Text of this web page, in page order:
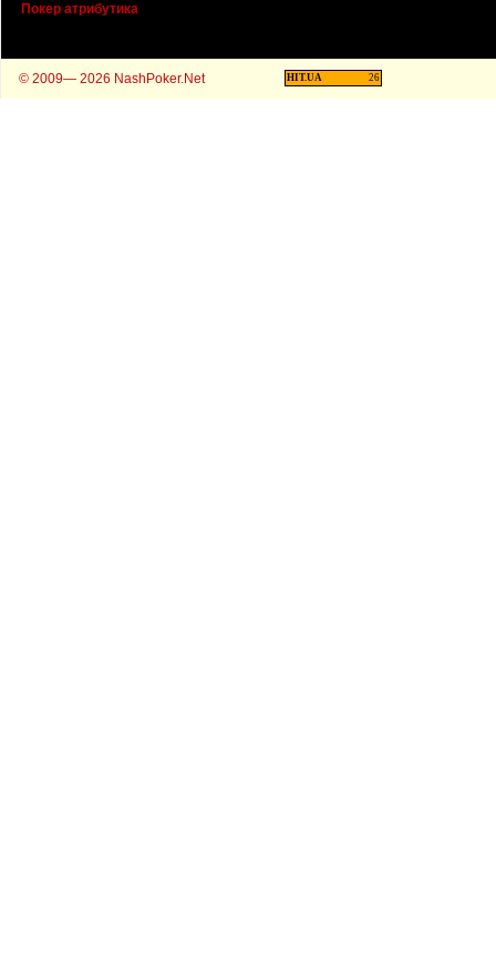
Покер атрибутика
© 2009— 2026 NashPoker.Net HIT.UA 26